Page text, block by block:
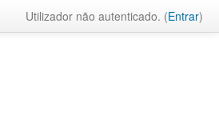
Utilizador não autenticado. (Entrar)